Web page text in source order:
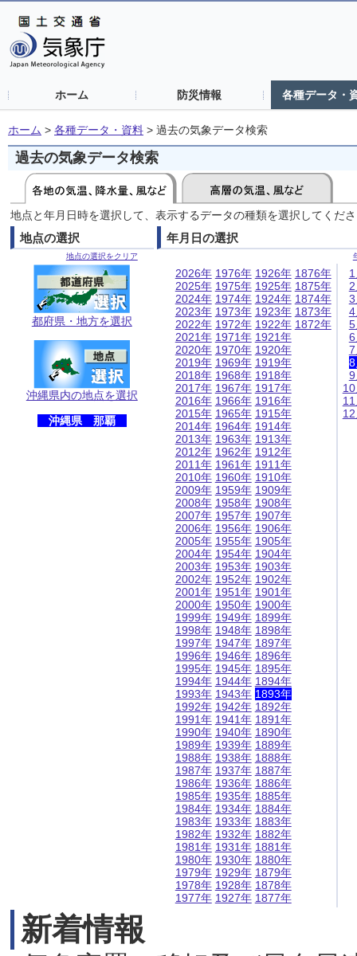
ホーム 防災情報 各種データ・
ホーム > 各種データ・資料 > 過去の気象データ検索
過去の気象データ検索
地点と年月日時を選択して、表示するデータの種類を選択してくだ
地点の選択
地点の選択をクリア
都府県・地方を選択
沖縄県内の地点を選択
沖縄県 那覇
年月日の選択
2026年
2025年
2024年
2023年
2022年
2021年
2020年
2019年
2018年
2017年
2016年
2015年
2014年
2013年
2012年
2011年
2010年
2009年
2008年
2007年
2006年
2005年
2004年
2003年
2002年
2001年
2000年
1999年
1998年
1997年
1996年
1995年
1994年
1993年
1992年
1991年
1990年
1989年
1988年
1987年
1986年
1985年
1984年
1983年
1982年
1981年
1980年
1979年
1978年
1977年
1976年
1975年
1974年
1973年
1972年
1971年
1970年
1969年
1968年
1967年
1966年
1965年
1964年
1963年
1962年
1961年
1960年
1959年
1958年
1957年
1956年
1955年
1954年
1953年
1952年
1951年
1950年
1949年
1948年
1947年
1946年
1945年
1944年
1943年
1942年
1941年
1940年
1939年
1938年
1937年
1936年
1935年
1934年
1933年
1932年
1931年
1930年
1929年
1928年
1927年
1926年
1925年
1924年
1923年
1922年
1921年
1920年
1919年
1918年
1917年
1916年
1915年
1914年
1913年
1912年
1911年
1910年
1909年
1908年
1907年
1906年
1905年
1904年
1903年
1902年
1901年
1900年
1899年
1898年
1897年
1896年
1895年
1894年
1893年
1892年
1891年
1890年
1889年
1888年
1887年
1886年
1885年
1884年
1883年
1882年
1881年
1880年
1879年
1878年
1877年
1876年
1875年
1874年
1873年
1872年
新着情報